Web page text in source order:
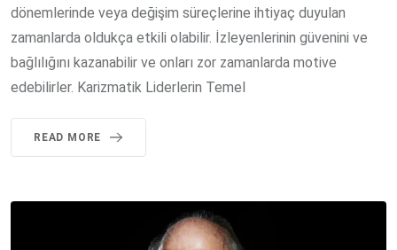
dönemlerinde veya değişim süreçlerine ihtiyaç duyulan
zamanlarda oldukça etkili olabilir. İzleyenlerinin güvenini ve
bağlılığını kazanabilir ve onları zor zamanlarda motive
edebilirler. Karizmatik Liderlerin Temel
READ MORE